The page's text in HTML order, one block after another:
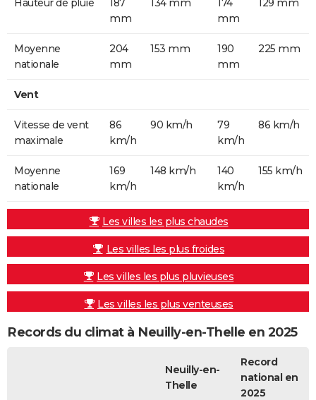
Hauteur de pluie
187
mm
134 mm
174
mm
129 mm
Moyenne
nationale
204
mm
153 mm
190
mm
225 mm
Vent
Vitesse de vent
maximale
86
km/h
90 km/h
79
km/h
86 km/h
Moyenne
nationale
169
km/h
148 km/h
140
km/h
155 km/h
Les villes les plus chaudes
Les villes les plus froides
Les villes les plus pluvieuses
Les villes les plus venteuses
Records du climat à Neuilly-en-Thelle en 2025
Neuilly-en-
Thelle
Record
national en
2025